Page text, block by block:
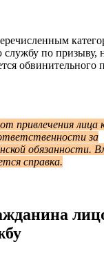
по призыву,
обвинительного
привлечения лица
за
обязанности.
справка.